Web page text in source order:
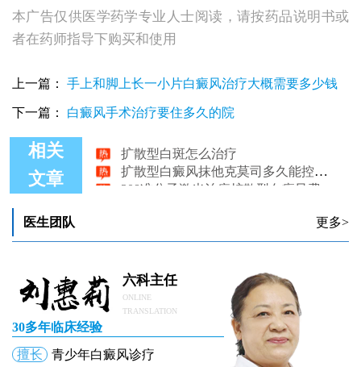
本广告仅供医学药学专业人士阅读，请按药品说明书或
者在药师指导下购买和使用
上一篇： 手上和脚上长一小片白癜风治疗大概需要多少钱
下一篇： 白癜风手术治疗要住多久的院
相关
文章
扩散型白癜风抹他克莫司多久能控制住
308准分子激光治疗扩散型白癜风费用解析
医生团队 更多>
六科主任
ONLINE
TRANSLATION
30多年临床经验
擅长
青少年白癜风诊疗